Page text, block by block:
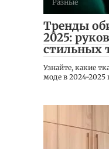
Разные
Тренды
2025:
стильных
Узнайте, какие
моде в 2024-2025